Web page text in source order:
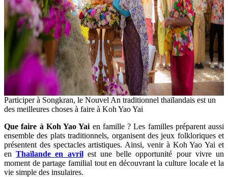
Participer à Songkran, le Nouvel An traditionnel thaïlandais est un
des meilleures choses à faire à Koh Yao Yai
Que faire à Koh Yao Yai en famille ? Les familles préparent aussi
ensemble des plats traditionnels, organisent des jeux folkloriques et
présentent des spectacles artistiques. Ainsi, venir à Koh Yao Yai et
enThaïlande en avrilest une belle opportunité pour vivre un
moment de partage familial tout en découvrant la culture locale et la
vie simple des insulaires.